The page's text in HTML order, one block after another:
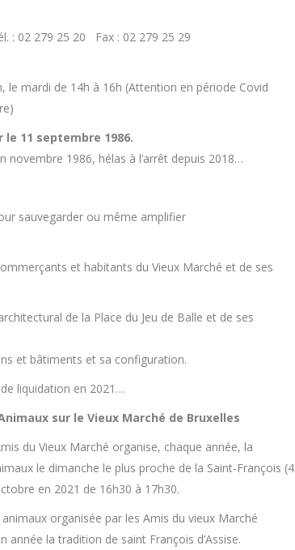
02 279 25 20 Fax : 02 279 25 29
le mardi de 14h à 16h (Attention en période Covid
le 11 septembre 1986.
1986, hélas à l’arrêt depuis 2018…
sauvegarder ou même amplifier
et habitants du Vieux Marché et de ses
de la Place du Jeu de Balle et de ses
et bâtiments et sa configuration.
liquidation en 2021…
sur le Vieux Marché de Bruxelles
du Vieux Marché organise, chaque année, la
le dimanche le plus proche de la Saint-François (4
en 2021 de 16h30 à 17h30.
organisée par les Amis du vieux Marché
année la tradition de saint François d’Assise.